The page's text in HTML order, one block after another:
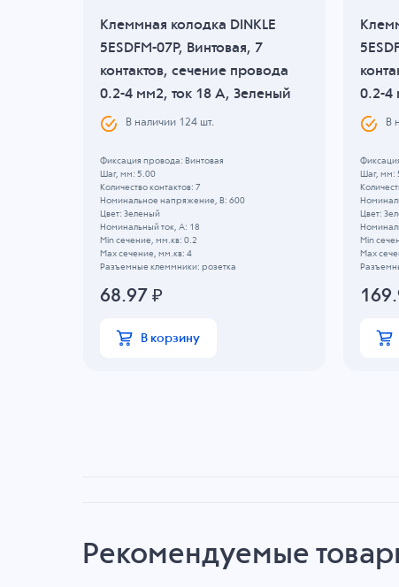
Клеммная колодка DINKLE
5ESDFM-07P, Винтовая, 7
контактов, сечение провода
0.2-4 мм2, ток 18 A, Зеленый
В наличии 124шт.
Фиксация провода: Винтовая
Шаг, мм: 5.00
Количество контактов: 7
Номинальное напряжение, B: 600
Цвет: Зеленый
Номинальный ток, А: 18
Min сечение, мм.кв: 0.2
Max сечение, мм.кв: 4
Разъемные клеммники: розетка
68.97 ₽
В корзину
0.2-4
В
Шаг, мм:
Цвет:
Min
Max
Рекомендуемые